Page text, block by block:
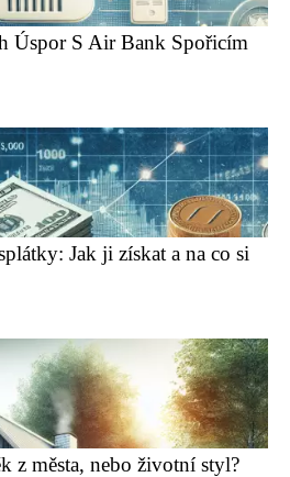
Úspor S Air Bank Spořicím
Jak ji získat a na co si
z města, nebo životní styl?